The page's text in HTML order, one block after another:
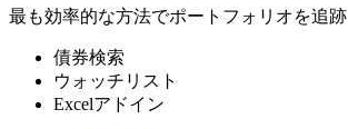
最も効率的な方法でポートフォリオを追跡
債券検索
ウォッチリスト
Excelアドイン